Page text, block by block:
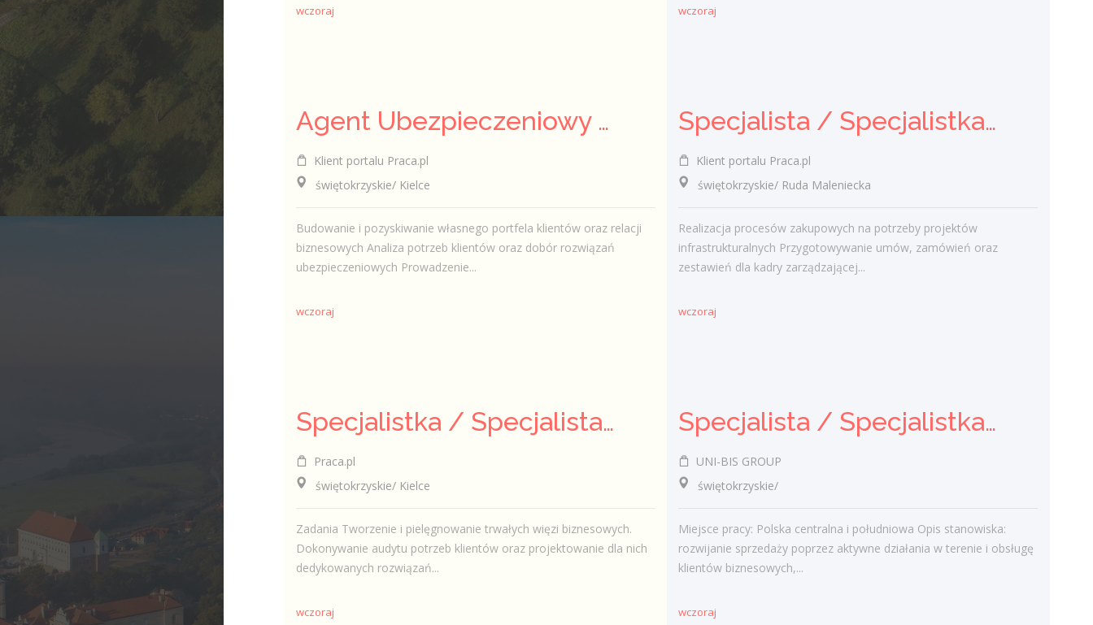
Zakupów
świętokrzyskie/ Ruda Maleniecka
Przygotowywanie umów, zamówień oraz
zestawień dla kadry zarządzającej...
świętokrzyskie/ Kielce
Zadania Tworzenie i pielęgnowanie
rozwiązań...
wczoraj
wczoraj wczoraj
Agent Ubezpieczeniowy / Agentka Ubezpieczeniowa
Klient portalu Praca.pl
świętokrzyskie/ Kielce
Budowanie i pozyskiwanie własnego portfela klientów oraz relacji
biznesowych Analiza potrzeb klientów oraz dobór rozwiązań
ubezpieczeniowych Prowadzenie...
wczoraj
Specjalista / Specjalistka ds. Zakupów
Klient portalu Praca.pl
świętokrzyskie/ Ruda Maleniecka
Realizacja procesów zakupowych na potrzeby projektów
infrastrukturalnych Przygotowywanie umów, zamówień oraz
zestawień dla kadry zarządzającej...
wczoraj
Specjalistka / Specjalista ds. Sprzedaży ubezpieczeń
Praca.pl
świętokrzyskie/ Kielce
Zadania Tworzenie i pielęgnowanie trwałych więzi biznesowych.
Dokonywanie audytu potrzeb klientów oraz projektowanie dla nich
dedykowanych rozwiązań...
wczoraj
Specjalista / Specjalistka ds. sprzedaży rozwiązań technicznych
UNI-BIS GROUP
świętokrzyskie/
Miejsce pracy: Polska centralna i południowa Opis stanowiska:
rozwijanie sprzedaży poprzez aktywne działania w terenie i obsługę
klientów biznesowych,...
wczoraj